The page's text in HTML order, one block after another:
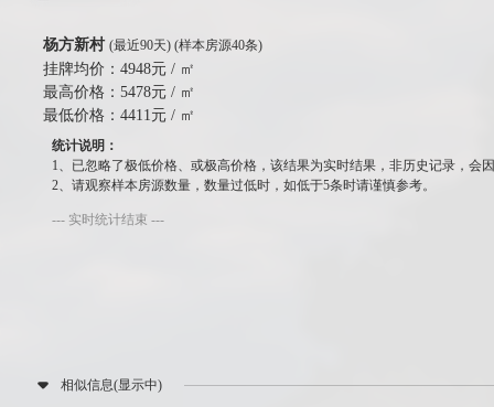
杨方新村 (最近90天) (样本房源40条)
挂牌均价：4948元 / ㎡
最高价格：5478元 / ㎡
最低价格：4411元 / ㎡
统计说明：
1、已忽略了极低价格、或极高价格，该结果为实时结果，非历史记录，会
2、请观察样本房源数量，数量过低时，如低于5条时请谨慎参考。
--- 实时统计结束 ---
相似信息(显示中)